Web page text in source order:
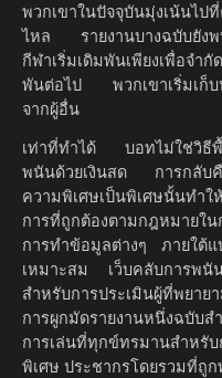
พวกเขาในปัจจุบันมุ่งเน้นไป
ไหล รายงานบางฉบับยังพ
กีฬาเริ่มเดิมพันเพียงเพื่อจำ
พันต่อไป พวกเขาเริ่มเก็บป
จากผู้อื่น
เท่าที่ทำได้ บอทไม่ใช่วิธี
พนันด้วยเงินสด การกลับคื
ความพิเศษเป็นพิเศษนั้นท
การที่ถูกต้องตามกฎหมายใ
การทำข้อมูลต่างๆ ภายใต้แ
เหมาะสม เว็บคลับการพ
สำหรับการประเมินผู้ที่พยา
การผูกมัดรายงานหนึ่งฉบับส
การเล่นที่ทุกข์ทรมานสำหรับ
พิเศษ ประชากรโดยรวมที่ถู